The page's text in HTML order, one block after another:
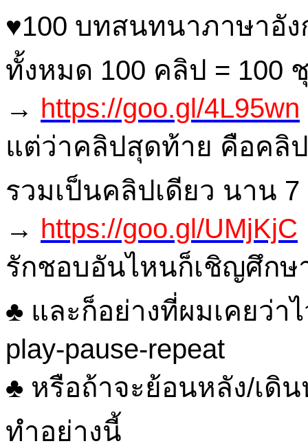
♥100 บทสนทนาภาษาอั
ทั้งหมด 100 คลิป = 100
→ https://goo.gl/4L95wn
แต่ว่าคลิปสุดท้าย คือคลิ
รวมเป็นคลิปเดียว นาน 7
→ https://goo.gl/UMjKjC
รักชอบอันไหนก็เชิญศึกษ
♣ และก็อย่างที่ผมเคยว่า
play-pause-repeat
♣ หรือถ้าจะย้อนหลัง/เดิ
ทำอย่างนี้